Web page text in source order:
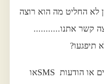
לא החליט מה הוא רוצה
קשר אתנו...........
תיפגעו?
1) כשהם לא מחזירים טלפונים או הודעות SMSאו